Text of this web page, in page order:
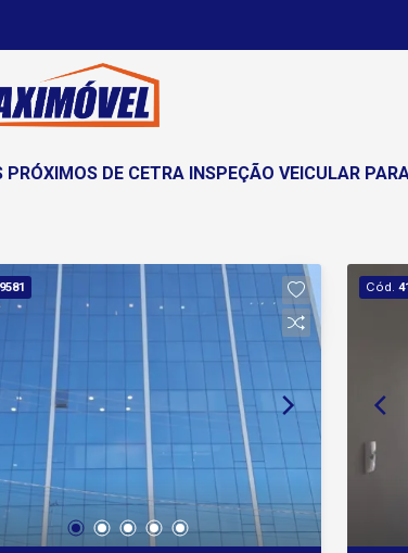
PRÓXIMOS DE CETRA INSPEÇÃO VEICULAR
Cód.